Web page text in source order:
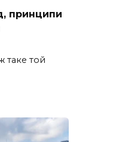
принципи
таке той